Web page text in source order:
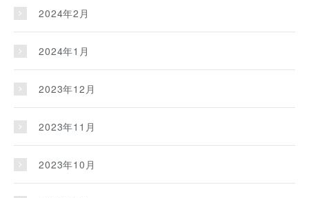
2024年2月
2024年1月
2023年12月
2023年11月
2023年10月